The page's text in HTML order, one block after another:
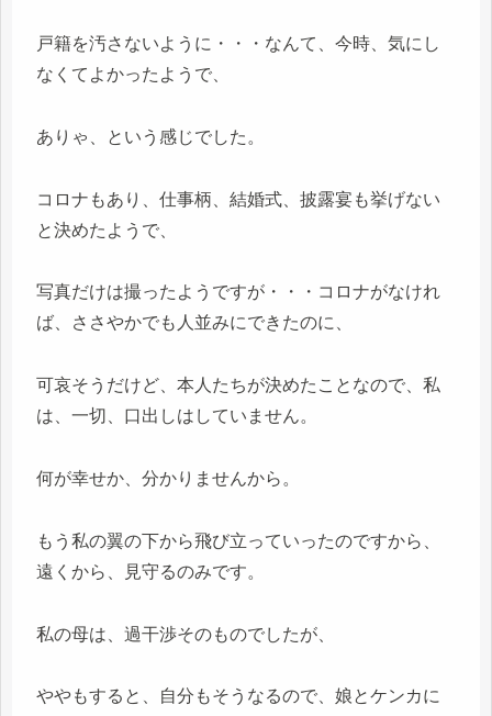
戸籍を汚さないように・・・なんて、今時、気にし
なくてよかったようで、
ありゃ、という感じでした。
コロナもあり、仕事柄、結婚式、披露宴も挙げない
と決めたようで、
写真だけは撮ったようですが・・・コロナがなけれ
ば、ささやかでも人並みにできたのに、
可哀そうだけど、本人たちが決めたことなので、私
は、一切、口出しはしていません。
何が幸せか、分かりませんから。
もう私の翼の下から飛び立っていったのですから、
遠くから、見守るのみです。
私の母は、過干渉そのものでしたが、
ややもすると、自分もそうなるので、娘とケンカに